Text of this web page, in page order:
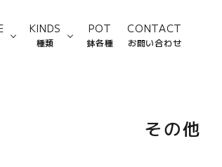
KINDS
種類
POT
鉢各種
CONTACT
お問い合わせ
その他